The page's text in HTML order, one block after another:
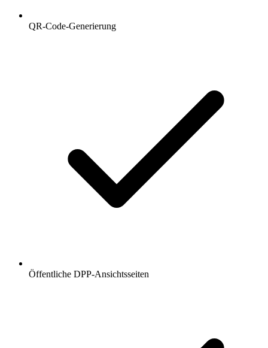
QR-Code-Generierung
Öffentliche DPP-Ansichtsseiten